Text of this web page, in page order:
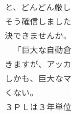
と、どんどん厳し
そう確信しまし
決できませんか。
「巨大な自動
きますが、アッ
しかも、巨大な
くない。
３ＰＬは３年単